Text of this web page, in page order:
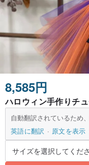
8,585円
ハロウィン手作りチ
自動翻訳されているため
英語に翻訳
原文を表示